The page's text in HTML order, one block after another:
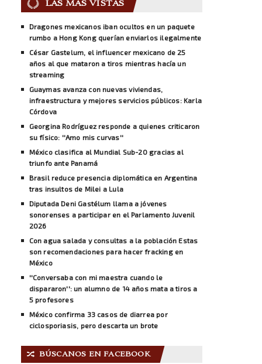
LAS MÁS VISTAS
Dragones mexicanos iban ocultos en un paquete
rumbo a Hong Kong querían enviarlos ilegalmente
César Gastelum, el influencer mexicano de 25
años al que mataron a tiros mientras hacía un
streaming
Guaymas avanza con nuevas viviendas,
infraestructura y mejores servicios públicos: Karla
Córdova
Georgina Rodríguez responde a quienes criticaron
su físico: ''Amo mis curvas''
México clasifica al Mundial Sub-20 gracias al
triunfo ante Panamá
Brasil reduce presencia diplomática en Argentina
tras insultos de Milei a Lula
Diputada Deni Gastélum llama a jóvenes
sonorenses a participar en el Parlamento Juvenil
2026
Con agua salada y consultas a la población Estas
son recomendaciones para hacer fracking en
México
''Conversaba con mi maestra cuando le
dispararon'': un alumno de 14 años mata a tiros a
5 profesores
México confirma 33 casos de diarrea por
ciclosporiasis, pero descarta un brote
🔀 BÚSCANOS EN FACEBOOK